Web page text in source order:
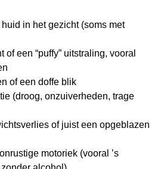
in het gezicht (soms met
een “puffy” uitstraling, vooral
of een doffe blik
(droog, onzuiverheden, trage
of juist een opgeblazen
motoriek (vooral ’s